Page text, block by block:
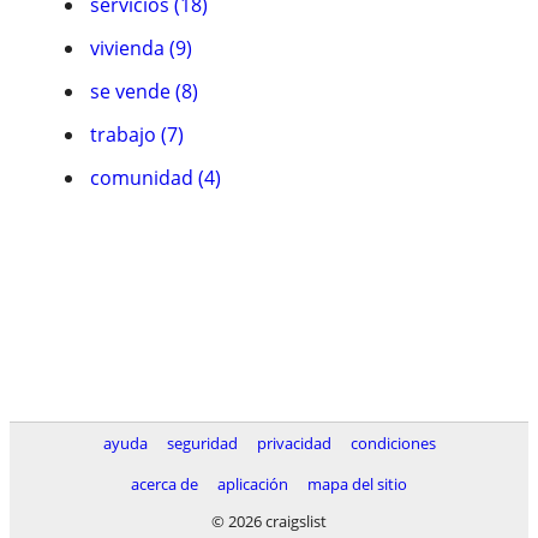
vivienda (9)
se vende (8)
trabajo (7)
comunidad (4)
ayuda seguridad privacidad
condiciones
acerca de
aplicación
mapa del sitio
© 2026 craigslist